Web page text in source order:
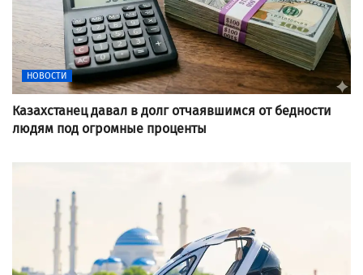
НОВОСТИ
Казахстанец давал в долг отчаявшимся от бедности
людям под огромные проценты